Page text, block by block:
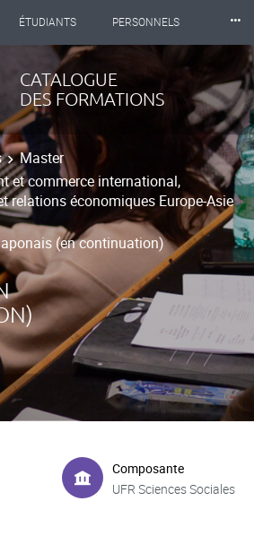
ÉTUDIANTS PERSONNELS
BIBLIOTHÈQUES
2
⸱⸱⸱
CATALOGUE
DES FORMATIONS
Master
et commerce international,
relations économiques Europe-Asie
(en continuation)
Composante
UFR Sciences Sociales